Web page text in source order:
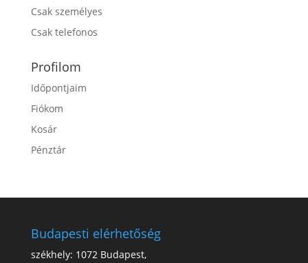
Csak személyes
Csak telefonos
Profilom
Időpontjaim
Fiókom
Kosár
Pénztár
Budapesti elérhetőség
székhely: 1072 Budapest,